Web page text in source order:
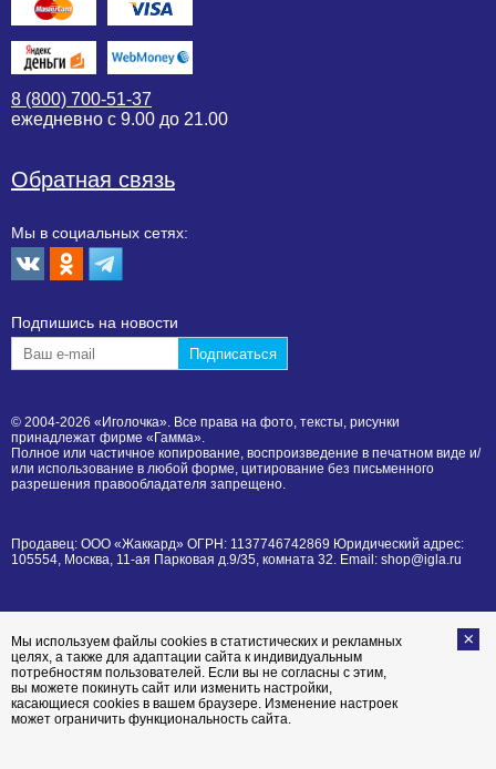
8 (800) 700-51-37
ежедневно с 9.00 до 21.00
Обратная связь
Мы в социальных сетях:
Подпишиcь на новости
© 2004-2026 «Иголочка». Все права на фото, тексты, рисунки
принадлежат фирме «Гамма».
Полное или частичное копирование, воспроизведение в печатном виде и/
или использование в любой форме, цитирование без письменного
разрешения правообладателя запрещено.
Продавец: ООО «Жаккард» ОГРН: 1137746742869 Юридический адрес:
105554, Москва, 11-ая Парковая д.9/35, комната 32. Email: shop@igla.ru
Мы используем файлы cookies в статистических и рекламных
целях, а также для адаптации сайта к индивидуальным
потребностям пользователей. Если вы не согласны с этим,
вы можете покинуть сайт или изменить настройки,
касающиеся cookies в вашем браузере. Изменение настроек
может ограничить функциональность сайта.